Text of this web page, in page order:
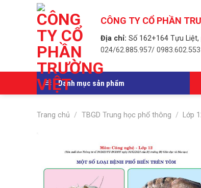
CÔNG TY CỔ PHẦN
Địa chỉ: Số 162+164 Tựu
024/62.885.957/ 0983.602.553
Danh mục sản phẩm
Trang chủ / TBGD Trung học phổ thông / Lớp